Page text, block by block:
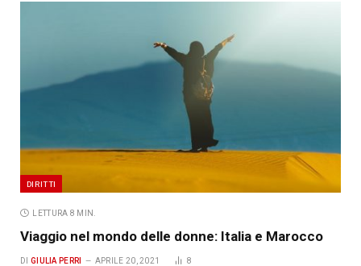
DIRITTI
LETTURA 8 MIN.
Viaggio nel mondo delle donne: Italia e Marocco
DI GIULIA PERRI APRILE 20, 2021 8